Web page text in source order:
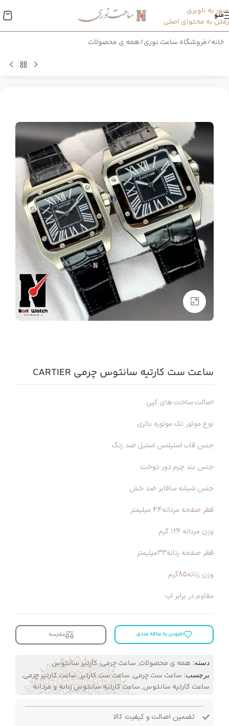
عبور به ناوبری
رفتن به محتوای اصلی
منو
خانه/فروشگاه ساعت نوری/همه ی محصولات
بزرگنمایی تصویر
ساعت ست کارتیه سانتوس چرمی CARTIER
اصالت ساخت های کپی
نوع موتور تک موتوره باتری
جنس قاب استیلنس استیل ضد زنگ
جنس بند چرم دور دوخت
جنس شیشه سافایر ضد خش
قطر صفحه مردانه44 میلیمتر
وزن مردانه 126 گرم
قطر صفحه زنانه33میلیمتر
وزن زنانه85گرم
مقاوم در برابر اب
افزودن به علاقه مندی مقایسه
دسته: همه ی محصولات, ساعت چرمی,کارتیر سانتوس
برچسب: ساعت ست چرمی, ساعت ست کارتیر,ساعت کارتیر چرمی,
ساعت کارتیه سانتوس, ساعت کارتیه سانتوس زنانه و مردانه
تضمین اصالت و کیفیت کالا